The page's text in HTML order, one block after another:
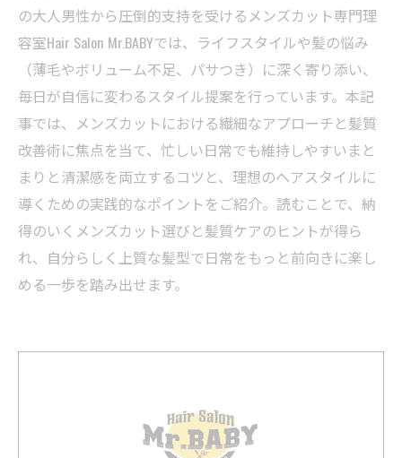
の大人男性から圧倒的支持を受けるメンズカット専門理
容室Hair Salon Mr.BABYでは、ライフスタイルや髪の悩み
（薄毛やボリューム不足、パサつき）に深く寄り添い、
毎日が自信に変わるスタイル提案を行っています。本記
事では、メンズカットにおける繊細なアプローチと髪質
改善術に焦点を当て、忙しい日常でも維持しやすいまと
まりと清潔感を両立するコツと、理想のヘアスタイルに
導くための実践的なポイントをご紹介。読むことで、納
得のいくメンズカット選びと髪質ケアのヒントが得ら
れ、自分らしく上質な髪型で日常をもっと前向きに楽し
める一歩を踏み出せます。